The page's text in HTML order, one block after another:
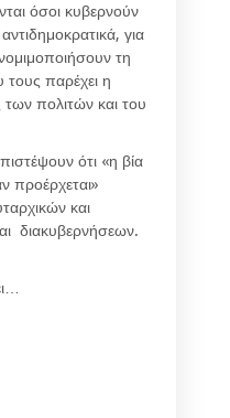
όσοι κυβερνούν
για
τη
τους παρέχει η
των πολιτών και του
ότι «η βία
προέρχεται»
και
διακυβερνήσεων.